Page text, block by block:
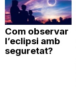
Com observar
l’eclipsi amb
seguretat?